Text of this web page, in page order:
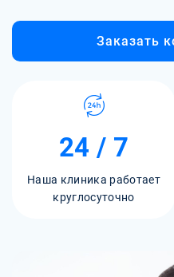
Заказать
24 / 7
Наша клиника работает
круглосуточно